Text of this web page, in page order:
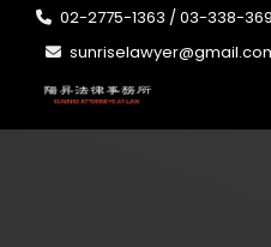
02-2775-1363 / 03-338-